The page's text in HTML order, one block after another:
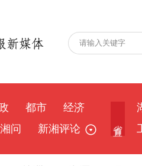
都市
经济
湘问 新湘评论